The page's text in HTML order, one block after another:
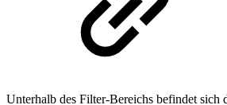
Unterhalb des Filter-Bereichs befindet sich